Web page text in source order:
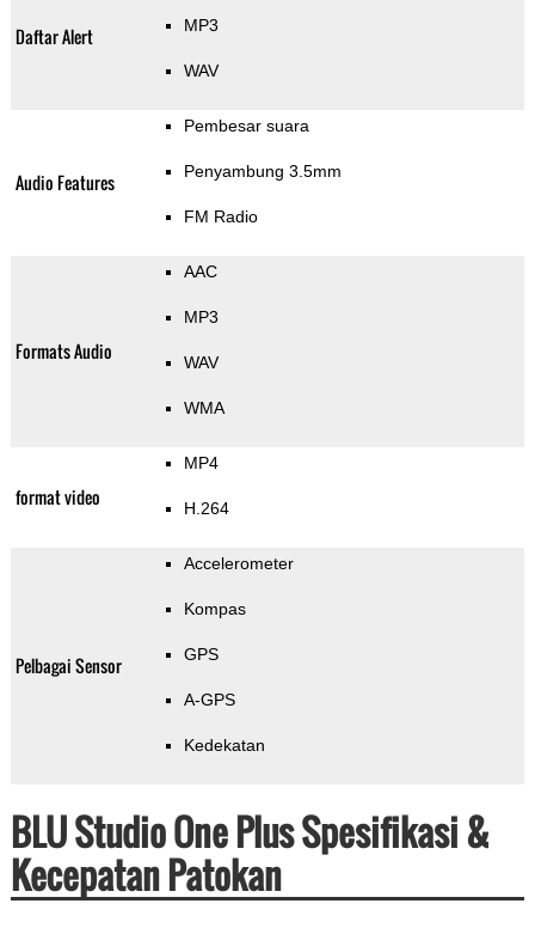
Daftar Alert MP3
WAV
Audio Features
Pembesar suara
Penyambung 3.5mm
FM Radio
Formats Audio
AAC
MP3
WAV
WMA
format video
MP4
H.264
Pelbagai Sensor
Accelerometer
Kompas
GPS
A-GPS
Kedekatan
BLU Studio One Plus Spesifikasi &
Kecepatan Patokan